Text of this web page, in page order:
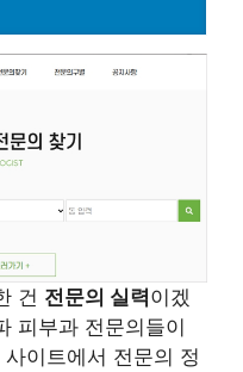
건 전문의 실력이겠
피부과 전문의들이
이트에서 전문의 정